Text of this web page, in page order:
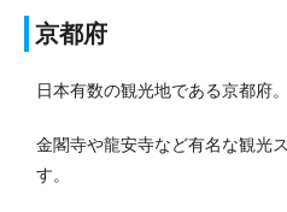
京都府
日本有数の観光地である京都府。
金閣寺や龍安寺など有名な観光
す。